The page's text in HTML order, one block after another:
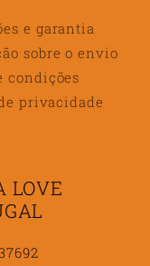
e garantia
sobre o envio
condições
privacidade
LOVE